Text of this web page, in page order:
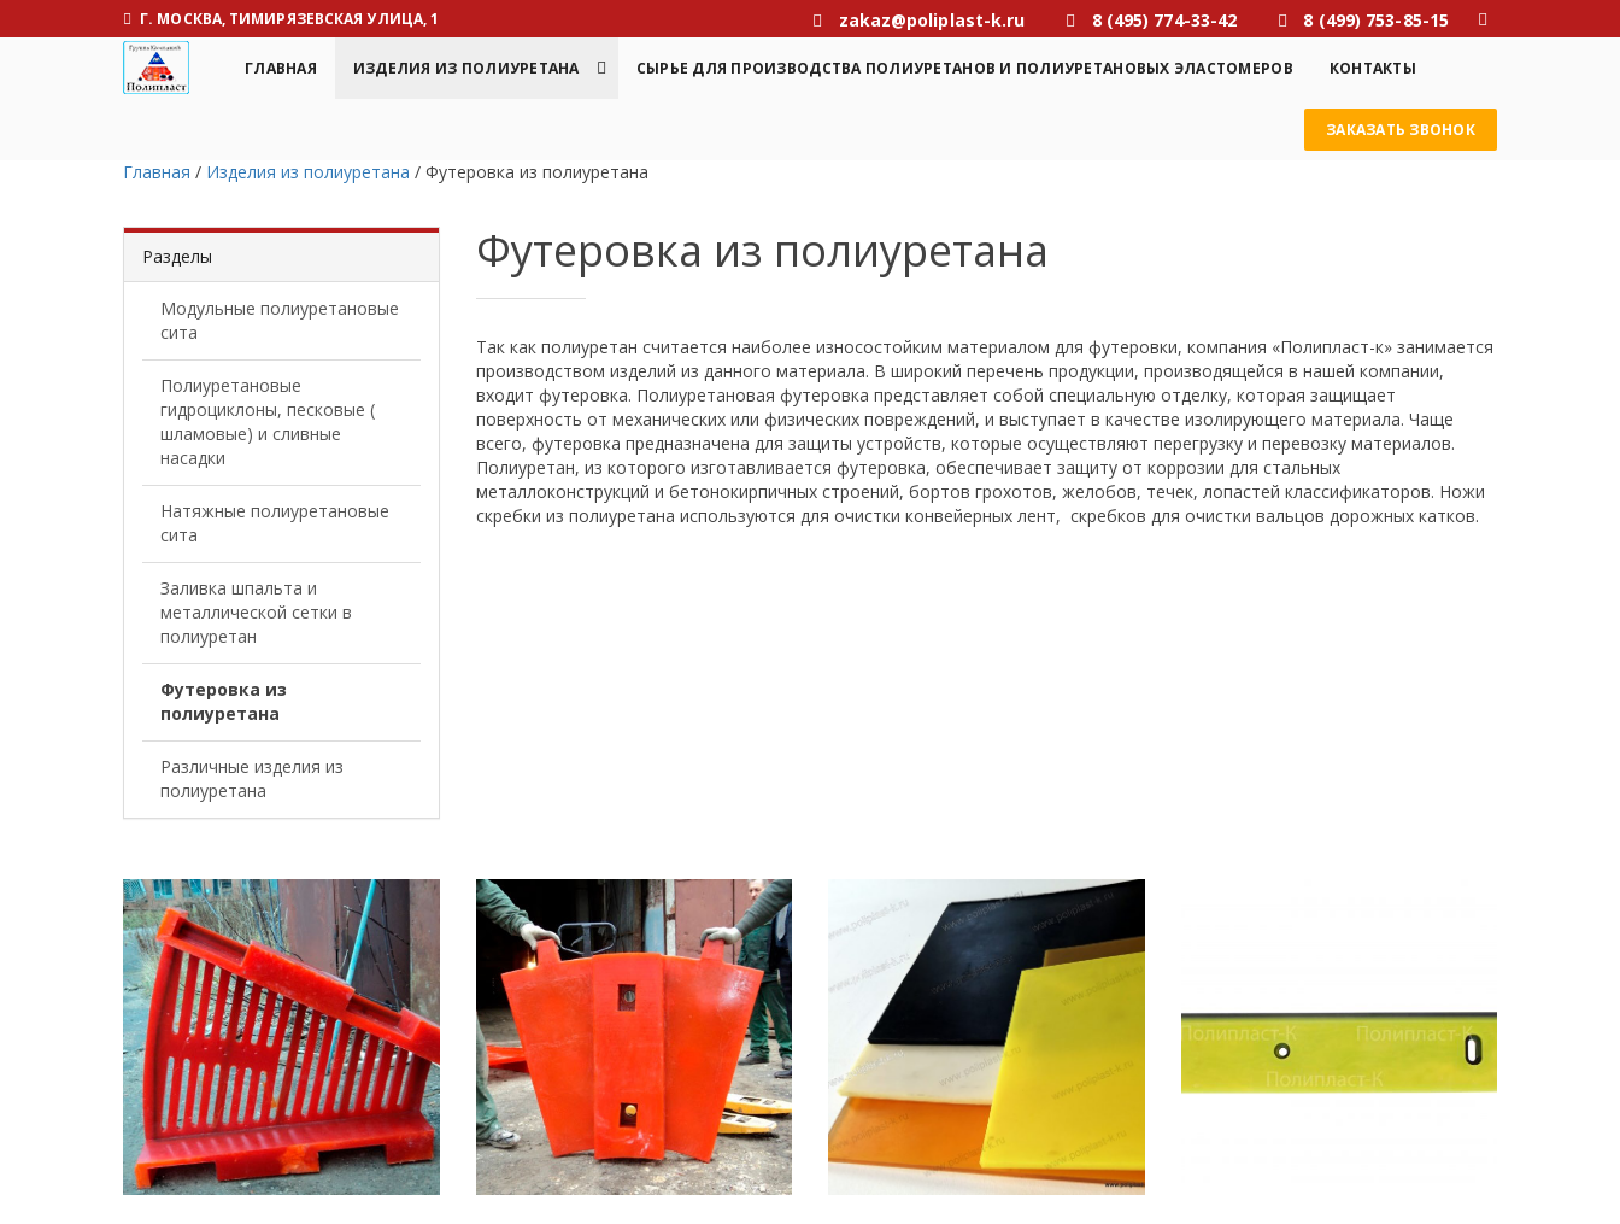
Г. МОСКВА, ТИМИРЯЗЕВСКАЯ УЛИЦА, 1 zakaz@poliplast-k.ru 8 (495) 774-33-42 8 (499) 753-85-15
ГЛАВНАЯ ИЗДЕЛИЯ ИЗ ПОЛИУРЕТАНА СЫРЬЕ ДЛЯ ПРОИЗВОДСТВА ПОЛИУРЕТАНОВ И ПОЛИУРЕТАНОВЫХ ЭЛАСТОМЕРОВ КОНТАКТЫ
ЗАКАЗАТЬ ЗВОНОК
Главная / Изделия из полиуретана / Футеровка из полиуретана
Разделы
Модульные полиуретановые
сита
Полиуретановые
гидроциклоны, песковые (
шламовые) и сливные
насадки
Натяжные полиуретановые
сита
Заливка шпальта и
металлической сетки в
полиуретан
Футеровка из
полиуретана
Различные изделия из
полиуретана
Футеровка из полиуретана
Так как полиуретан считается наиболее износостойким материалом для футеровки, компания «Полипласт-к» занимается
производством изделий из данного материала. В широкий перечень продукции, производящейся в нашей компании,
входит футеровка. Полиуретановая футеровка представляет собой специальную отделку, которая защищает
поверхность от механических или физических повреждений, и выступает в качестве изолирующего материала. Чаще
всего, футеровка предназначена для защиты устройств, которые осуществляют перегрузку и перевозку материалов.
Полиуретан, из которого изготавливается футеровка, обеспечивает защиту от коррозии для стальных
металлоконструкций и бетонокирпичных строений, бортов грохотов, желобов, течек, лопастей классификаторов. Ножи
скребки из полиуретана используются для очистки конвейерных лент, скребков для очистки вальцов дорожных катков.